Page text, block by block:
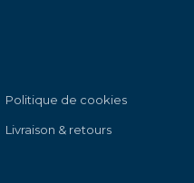
Politique de cookies
Livraison & retours